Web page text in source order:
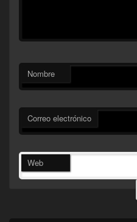
Nombre
Correo electrónico
Web